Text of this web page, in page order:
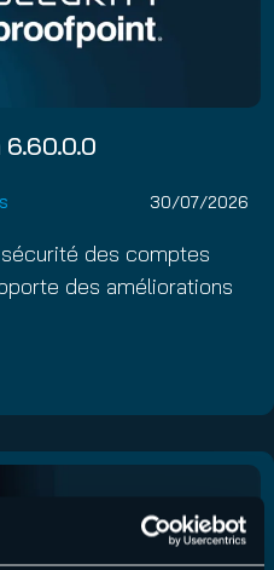
30/07/2026
des comptes
des améliorations